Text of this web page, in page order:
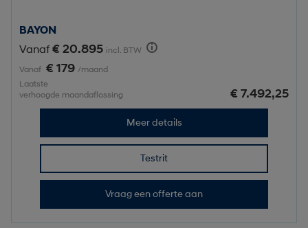
BAYON
Vanaf € 20.895 incl. BTW
Vanaf € 179 /maand
Laatste
verhoogde maandaflossing
€ 7.492,25
Meer details
Testrit
Vraag een offerte aan